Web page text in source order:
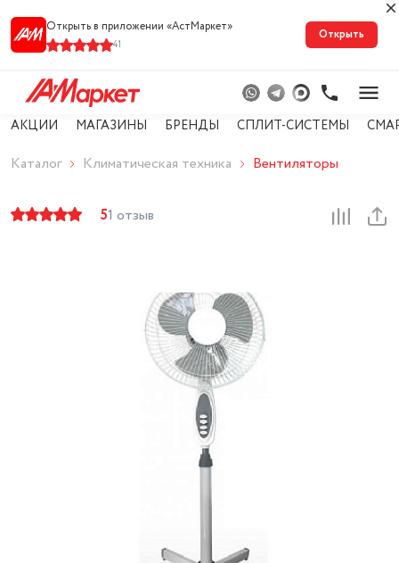
Открыть в приложении «АстМарке‪т‬»
41
Открыть
АКЦИИ МАГАЗИНЫ БРЕНДЫ СПЛИТ-СИСТЕМЫ
Каталог Климатическая техника Вентиляторы
51 отзыв